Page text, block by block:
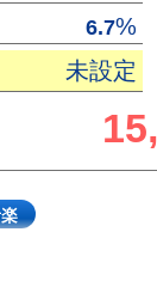
6.7%
未設定